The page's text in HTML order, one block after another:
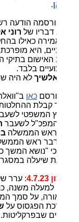
הודעה רשמית
דבריו שלרוני אלשיך:
כאילו בהחלטה
היא מופרכת.
בתיקי
בלבד.
לא היה שותף
כאןב"וואלה!":
קבלת ההחלטות".
המשפטי לשעבר
לשעבררוני
ראש הממשלהבנימין
ראש הממשלה לא
"נושא המשך
שיעלה במסגרת
: ערר שלאבי
למעלה משנה, כנגד
על סמך המסמכים
הפגסוס עלשלמה
שבפרקליטות.